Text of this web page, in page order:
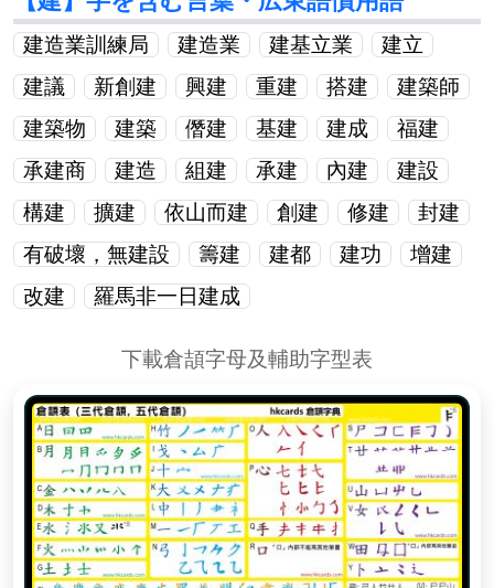
建造業訓練局 建造業 建基立業
建立
建議
新創建 興建 重建 搭建
建築師
建築物
建築 僭建 基建 建成
福建
承建商
建造 組建 承建 內建
建設
構建
擴建 依山而建 創建 修建
封建
有破壞，無建設
籌建 建都 建功
增建
改建
羅馬非一日建成
下載倉頡字母及輔助字型表